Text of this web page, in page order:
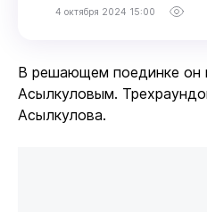
4 октября 2024 15:00
В решающем поединке он
Асылкуловым.
Асылкулова.